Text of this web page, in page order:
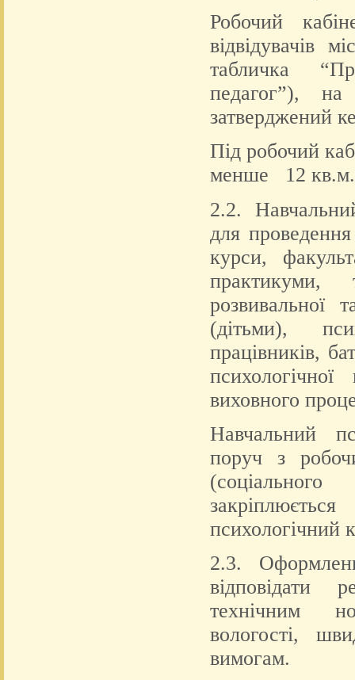
Робочий
відвідувачів
табличка
педагог”),
затверджений
Під робочий
менше 12 кв.м.
2.2.
для
курси,
практикуми,
розвивальної
(дітьми),
працівників,
виховного
Навчальний
поруч з
психологічний
2.3.
відповідати
технічним
вологості,
вимогам.